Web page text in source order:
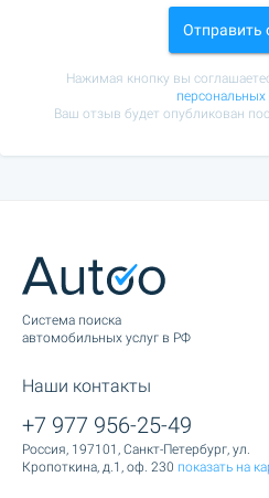
Отправить
Нажимая кнопку вы
Ваш отзыв будет опубликован
Cистема поиска
автомобильных услуг в РФ
Наши контакты
+7 977 956-25-49
Россия, 197101, Санкт-Петербург, ул.
Кропоткина, д.1, оф. 230 показать на